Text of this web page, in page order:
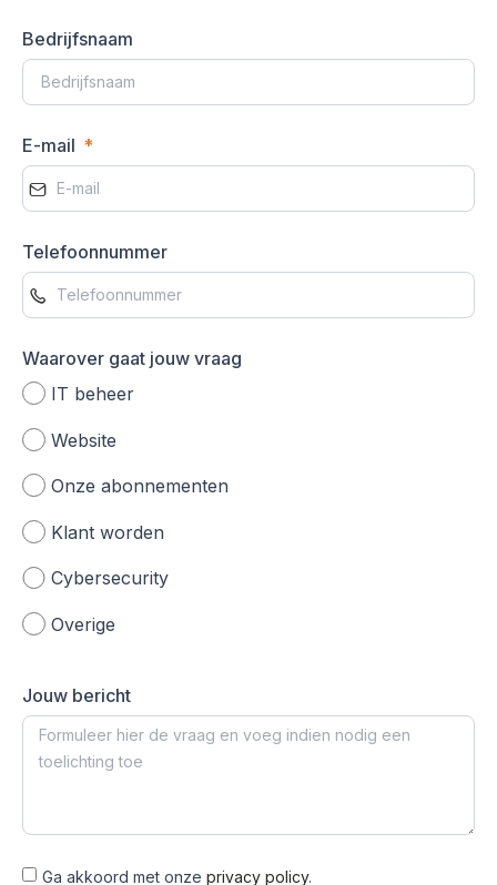
Bedrijfsnaam
E-mail
Telefoonnummer
Waarover gaat jouw vraag
IT beheer
Website
Onze abonnementen
Klant worden
Cybersecurity
Overige
Jouw bericht
Ga akkoord met onze privacy policy.